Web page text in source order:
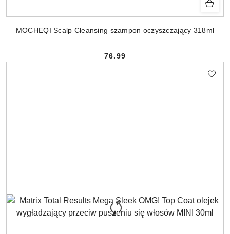
MOCHEQI Scalp Cleansing szampon oczyszczający 318ml
Cena:
76.99